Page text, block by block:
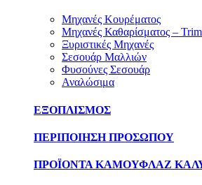
Μηχανές Κουρέματος
Μηχανές Καθαρίσματος –
Ξυριστικές Μηχανές
Σεσουάρ Μαλλιών
Φυσούνες Σεσουάρ
Αναλώσιμα
ΕΞΟΠΛΙΣΜΟΣ
ΠΕΡΙΠΟΙΗΣΗ ΠΡΟΣΩΠΟΥ
ΠΡΟΪΟΝΤΑ ΚΑΜΟΥΦΛΑΖ